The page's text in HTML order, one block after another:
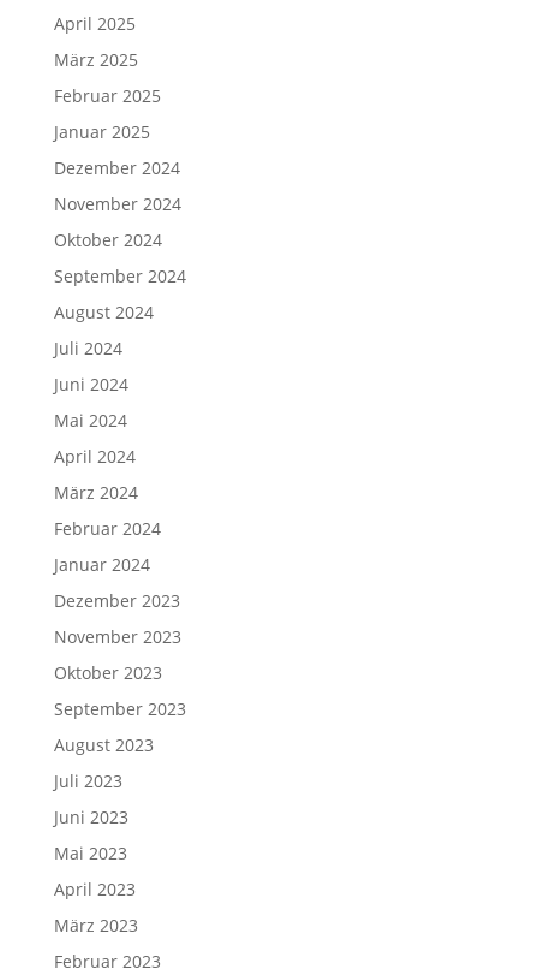
April 2025
März 2025
Februar 2025
Januar 2025
Dezember 2024
November 2024
Oktober 2024
September 2024
August 2024
Juli 2024
Juni 2024
Mai 2024
April 2024
März 2024
Februar 2024
Januar 2024
Dezember 2023
November 2023
Oktober 2023
September 2023
August 2023
Juli 2023
Juni 2023
Mai 2023
April 2023
März 2023
Februar 2023